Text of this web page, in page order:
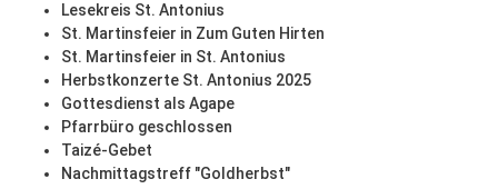
Lesekreis St. Antonius
St. Martinsfeier in Zum Guten Hirten
St. Martinsfeier in St. Antonius
Herbstkonzerte St. Antonius 2025
Gottesdienst als Agape
Pfarrbüro geschlossen
Taizé-Gebet
Nachmittagstreff "Goldherbst"